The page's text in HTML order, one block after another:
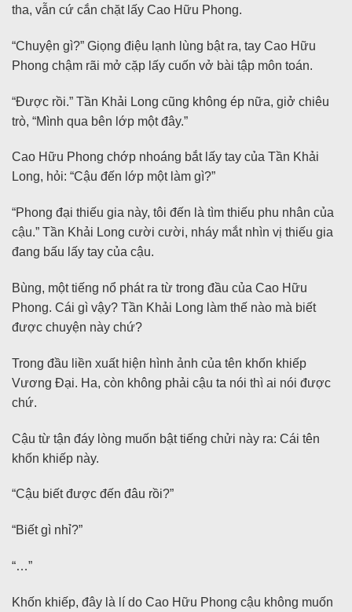
tha, vẫn cứ cắn chặt lấy Cao Hữu Phong.
“Chuyện gì?” Giọng điệu lạnh lùng bật ra, tay Cao Hữu
Phong chậm rãi mở cặp lấy cuốn vở bài tập môn toán.
“Được rồi.” Tần Khải Long cũng không ép nữa, giở chiêu
trò, “Mình qua bên lớp một đây.”
Cao Hữu Phong chớp nhoáng bắt lấy tay của Tần Khải
Long, hỏi: “Cậu đến lớp một làm gì?”
“Phong đại thiếu gia này, tôi đến là tìm thiếu phu nhân của
cậu.” Tần Khải Long cười cười, nháy mắt nhìn vị thiếu gia
đang bấu lấy tay của cậu.
Bùng, một tiếng nổ phát ra từ trong đầu của Cao Hữu
Phong. Cái gì vậy? Tần Khải Long làm thế nào mà biết
được chuyện này chứ?
Trong đầu liền xuất hiện hình ảnh của tên khốn khiếp
Vương Đại. Ha, còn không phải cậu ta nói thì ai nói được
chứ.
Cậu từ tận đáy lòng muốn bật tiếng chửi này ra: Cái tên
khốn khiếp này.
“Cậu biết được đến đâu rồi?”
“Biết gì nhỉ?”
“…”
Khốn khiếp, đây là lí do Cao Hữu Phong cậu không muốn